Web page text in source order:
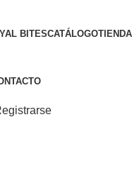
BITESCATÁLOGOTIENDA